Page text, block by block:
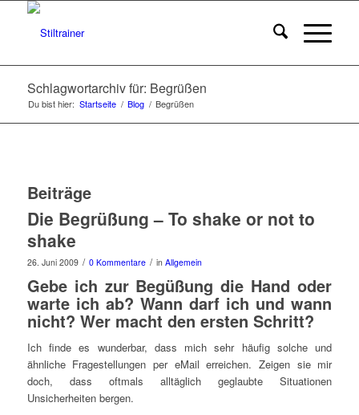
Schlagwortarchiv für: Begrüßen
Du bist hier: Startseite / Blog / Begrüßen
Beiträge
Die Begrüßung – To shake or not to
shake
26. Juni 2009 / 0 Kommentare / in Allgemein
Gebe ich zur Begüßung die Hand oder
warte ich ab? Wann darf ich und wann
nicht? Wer macht den ersten Schritt?
Ich finde es wunderbar, dass mich sehr häufig solche und
ähnliche Fragestellungen per eMail erreichen. Zeigen sie mir
doch, dass oftmals alltäglich geglaubte Situationen
Unsicherheiten bergen.